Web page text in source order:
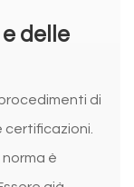
e delle
di
certificazioni.
è